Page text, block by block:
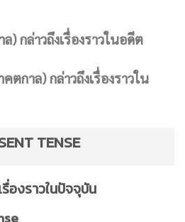
) กล่าวถึงเรื่องราวในอดีต
กาล) กล่าวถึงเรื่องราวใน
TENSE
รื่องราวในปัจจุบัน